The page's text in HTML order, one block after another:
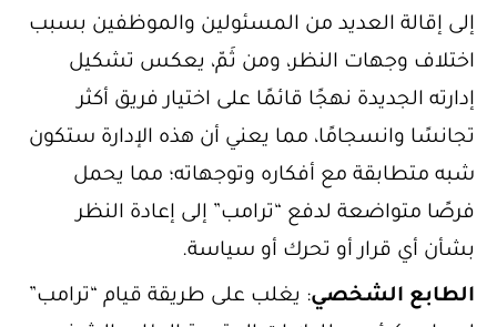
إلى إقالة العديد من المسئولين والموظفين بسبب
اختلاف وجهات النظر، ومن ثَمّ، يعكس تشكيل
إدارته الجديدة نهجًا قائمًا على اختيار فريق أكثر
تجانسًا وانسجامًا، مما يعني أن هذه الإدارة ستكون
شبه متطابقة مع أفكاره وتوجهاته؛ مما يحمل
فرصًا متواضعة لدفع “ترامب” إلى إعادة النظر
بشأن أي قرار أو تحرك أو سياسة.
الطابع الشخصي: يغلب على طريقة قيام “ترامب”